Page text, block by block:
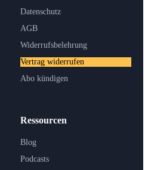
Ressourcen
Blog
Podcasts
Datenschutz
AGB
Widerrufsbelehrung
Vertrag widerrufen
Abo kündigen